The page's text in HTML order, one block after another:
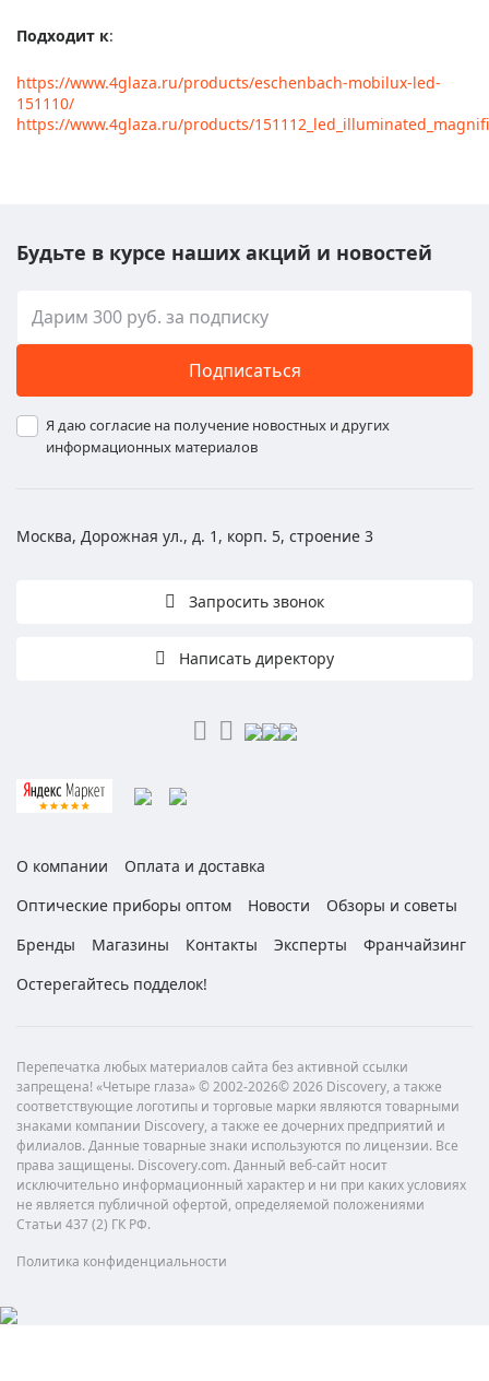
Подходит к:
https://www.4glaza.ru/products/eschenbach-mobilux-led-
151110/
https://www.4glaza.ru/products/
Будьте в курсе наших акций и новостей
Подписаться
Я даю согласие на получение новостных и других
информационных материалов
Москва, Дорожная ул., д. 1, корп. 5, строение 3
Запросить звонок
Написать директору
О компании
Оплата и доставка
Оптические приборы оптом
Новости
Обзоры и советы
Бренды
Магазины Контакты Эксперты
Франчайзинг
Остерегайтесь подделок!
Перепечатка любых материалов сайта без активной ссылки
запрещена! «Четыре глаза» © 2002-2026© 2026 Discovery, а также
соответствующие логотипы и торговые марки являются товарными
знаками компании Discovery, а также ее дочерних предприятий и
филиалов. Данные товарные знаки используются по лицензии. Все
права защищены. Discovery.com. Данный веб-сайт носит
исключительно информационный характер и ни при каких условиях
не является публичной офертой, определяемой положениями
Статьи 437 (2) ГК РФ.
Политика конфиденциальности